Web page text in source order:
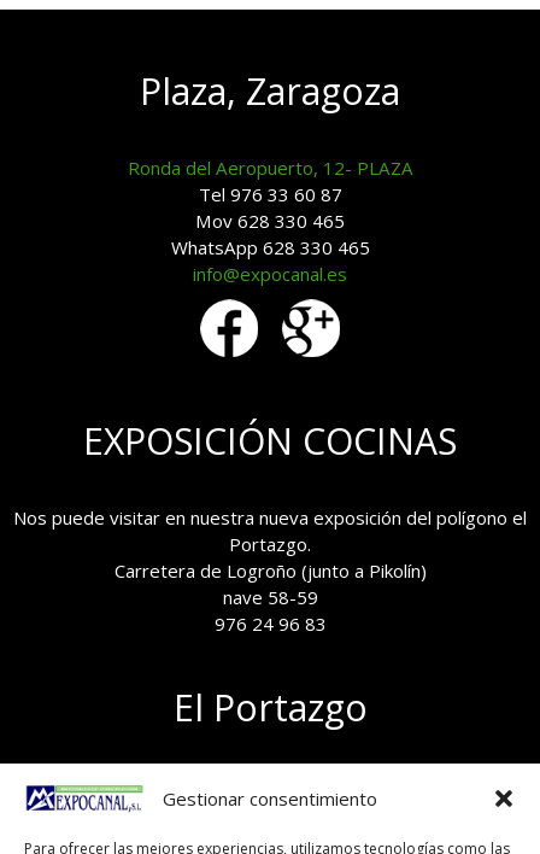
Gestionar consentimiento
Para ofrecer las mejores experiencias, utilizamos tecnologías como las
Plaza, Zaragoza
Ronda del Aeropuerto, 12- PLAZA
Tel 976 33 60 87
Mov 628 330 465
WhatsApp 628 330 465
info@expocanal.es
EXPOSICIÓN COCINAS
Nos puede visitar en nuestra nueva exposición del polígono el
Portazgo.
Carretera de Logroño (junto a Pikolín)
nave 58-59
976 24 96 83
El Portazgo
Polígono el Portazgo, nave 59
50011 Zaragoza